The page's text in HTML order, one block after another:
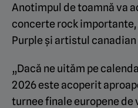
Anotimpul de toamnă va
concerte rock importante,
Purple și artistul canadian
„Dacă ne uităm pe
2026 este acoperit
turnee finale europene de